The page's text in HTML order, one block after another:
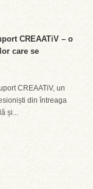
CREAATiV – o
care se
CREAATiV, un
din întreaga
și...